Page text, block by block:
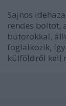
Sajnos
rendes boltot,
bútorokkal,
foglalkozik,
külföldről kell